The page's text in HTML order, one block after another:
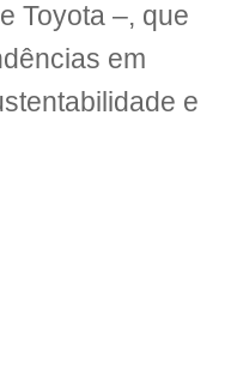
Toyota –, que
em
e